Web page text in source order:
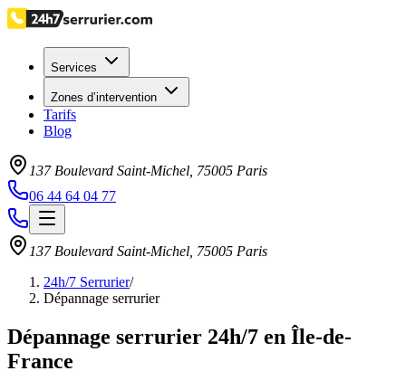
Services
Zones d’intervention
Tarifs
Blog
137 Boulevard Saint-Michel 75005 Paris
06 44 64 04 77
137 Boulevard Saint-Michel 75005 Paris
24h/7 Serrurier/
Dépannage serrurier
Dépannage serrurier 24h/7 en Île-de-
France